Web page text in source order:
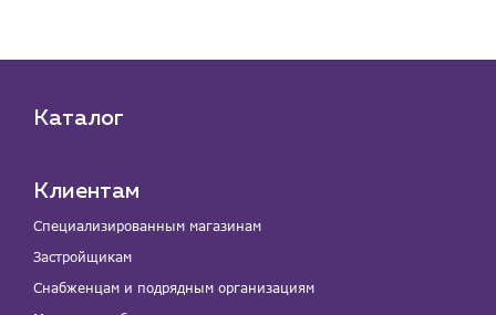
Каталог
Клиентам
Специализированным магазинам
Застройщикам
Снабженцам и подрядным организациям